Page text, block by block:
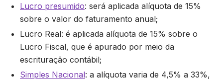
Lucro presumido: será aplicada alíquota de 15%
sobre o valor do faturamento anual;
Lucro Real: é aplicada alíquota de 15% sobre o
Lucro Fiscal, que é apurado por meio da
escrituração contábil;
Simples Nacional: a alíquota varia de 4,5% a 33%,